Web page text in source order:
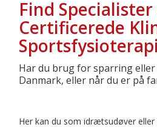
Find Specialister
Certificerede
Sportsfysioterapi
Har du brug for sparring
Danmark, eller når du er på
Her kan du som idrætsudøver